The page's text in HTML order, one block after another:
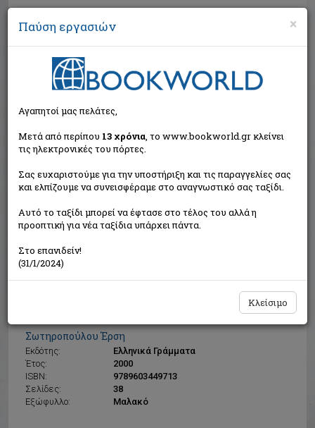
Αναζήτηση
Σωτηροπούλου Έρση
Εκδότης:
Ελληνικά Γράμματα
Έτος:
2000
ISBN:
9789603449713
Σελίδες:
38
Εξώφυλλο:
Μαλακό
Εκτός κυκλοφορίας
×
Παύση εργασιών
Αγαπητοί μας πελάτες,
Μετά από περίπου 13 χρόνια, το www.bookworld.gr κλείνει
τις ηλεκτρονικές του πόρτες.
Σας ευχαριστούμε για την υποστήριξη και τις παραγγελίες σας
και ελπίζουμε να συνεισφέραμε στο αναγνωστικό σας ταξίδι.
Αυτό το ταξίδι μπορεί να έφτασε στο τέλος του αλλά η
προοπτική για νέα ταξίδια υπάρχει πάντα.
Στο επανιδείν!
(31/1/2024)
Κλείσιμο